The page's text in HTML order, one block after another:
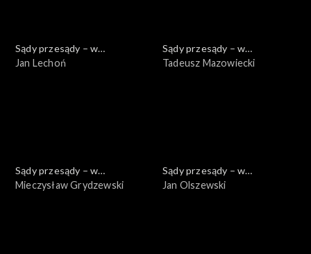
Sądy przesądy – w
powiększeniu
Jan Lechoń
Sądy przesądy – w
powiększeniu
Tadeusz Mazowiecki
Sądy przesądy – w
powiększeniu
Mieczysław Grydzewski
Sądy przesądy – w
powiększeniu
Jan Olszewski